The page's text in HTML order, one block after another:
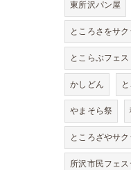
東所沢パン屋
ところさをサ
とこらぶフェス
かしどん
やまそら祭
ところざやサ
所沢市民フェ